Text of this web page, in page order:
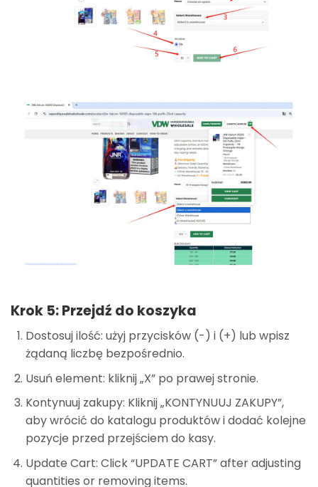
Krok 5: Przejdź do koszyka
Dostosuj ilość: użyj przycisków (-) i (+) lub wpisz
żądaną liczbę bezpośrednio.
Usuń element: kliknij „X” po prawej stronie.
Kontynuuj zakupy: Kliknij „KONTYNUUJ ZAKUPY”,
aby wrócić do katalogu produktów i dodać kolejne
pozycje przed przejściem do kasy.
Update Cart: Click “UPDATE CART” after adjusting
quantities or removing items.